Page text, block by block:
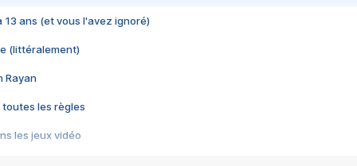
13 ans (et vous l'avez ignoré)
(littéralement)
Rayan
toutes les règles
les jeux vidéo